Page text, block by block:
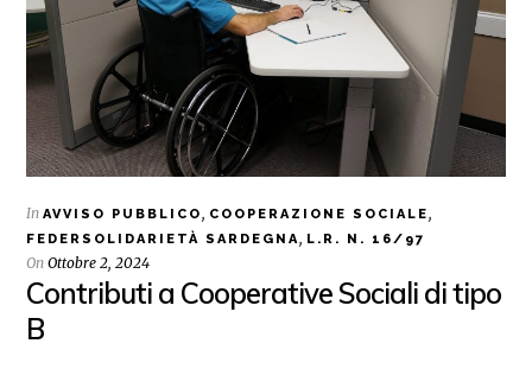
InAVVISO PUBBLICO, COOPERAZIONE SOCIALE,
FEDERSOLIDARIETÀ SARDEGNA, L.R. N. 16/97
OnOttobre 2, 2024
Contributi a Cooperative Sociali di tipo
B